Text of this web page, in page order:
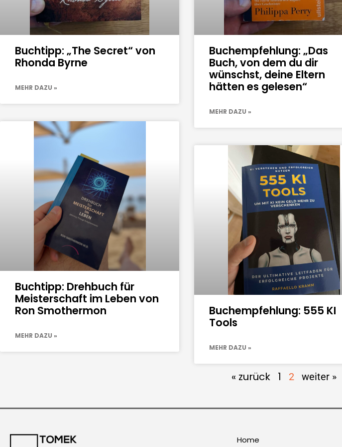
Buchtipp: „The Secret“ von
Rhonda Byrne
MEHR DAZU »
Buchempfehlung: „Das
Buch, von dem du dir
wünschst, deine Eltern
hätten es gelesen“
MEHR DAZU »
Buchtipp: Drehbuch für
Meisterschaft im Leben von
Ron Smothermon
MEHR DAZU »
Buchempfehlung: 555 KI
Tools
MEHR DAZU »
« zurück 1 2 weiter »
Home